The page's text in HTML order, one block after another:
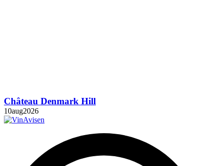
Château Denmark Hill
10aug2026